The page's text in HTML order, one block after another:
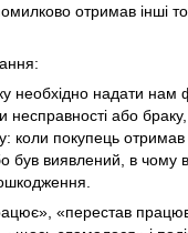
отримав інші
необхідно надати нам
несправності або
коли покупець отримав
був виявлений, в чому
«перестав